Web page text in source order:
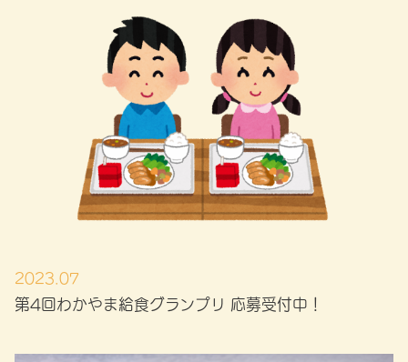
2023.07
第4回わかやま給食グランプリ 応募受付中！